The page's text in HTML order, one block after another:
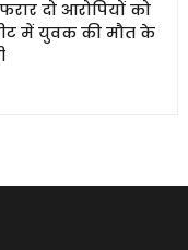
दो आरोपियों को
में युवक की मौत के